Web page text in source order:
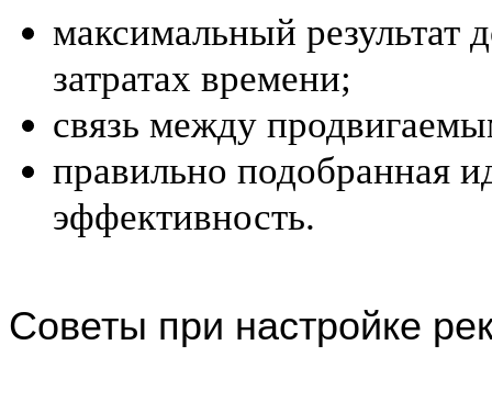
максимальный результат
затратах времени;
связь между
правильно подобранная
эффективность.
Советы при настройке